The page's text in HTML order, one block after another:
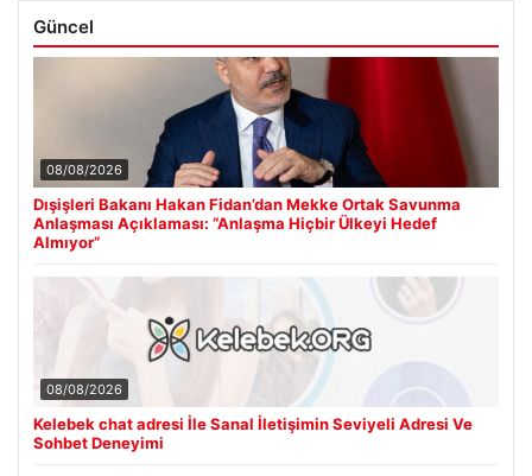
Güncel
08/08/2026
Dışişleri Bakanı Hakan Fidan’dan Mekke Ortak Savunma
Anlaşması Açıklaması: “Anlaşma Hiçbir Ülkeyi Hedef
Almıyor”
08/08/2026
Kelebek chat adresi İle Sanal İletişimin Seviyeli Adresi Ve
Sohbet Deneyimi